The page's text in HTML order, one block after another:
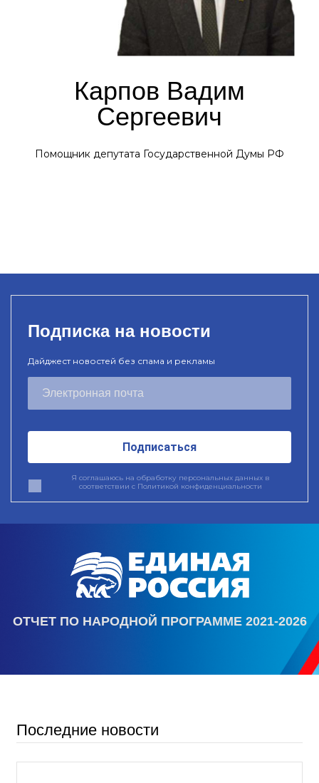
Карпов Вадим
Сергеевич
Помощник депутата Государственной Думы РФ
Подписка на новости
Дайджест новостей без спама и рекламы
Подписаться
Я соглашаюсь на обработку персональных данных в
соответствии с Политикой конфиденциальности
ОТЧЕТ ПО НАРОДНОЙ ПРОГРАММЕ 2021-2026
Последние новости